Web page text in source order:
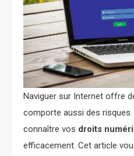
Naviguer sur Internet offre
comporte aussi des
connaître vos droits
efficacement. Cet article